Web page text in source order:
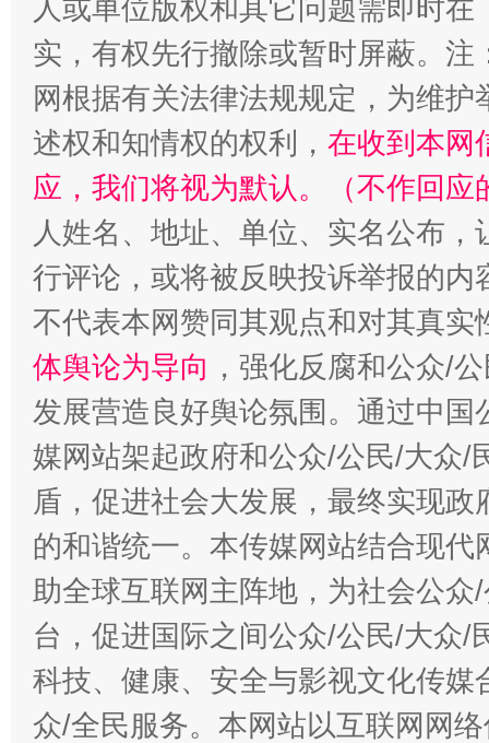
招工难、用工荒背后
人或单位版权和其它问题需即时在
实，有权先行撤除或暂时屏蔽。
网根据有关法律法规规定，为维
述权和知情权的权利， 在收到本网
应，我们将视为默认。（不作回应
人姓名、地址、单位、实名公布
行评论，或将被反映投诉举报的
不代表本网赞同其观点和对其真实
体舆论为导向 ，强化反腐和公众/
发展营造良好舆论氛围。通过中
媒网站架起政府和公众/公民/大众/
盾，促进社会大发展，最终实现
的和谐统一。本传媒网站结合现
助全球互联网主阵地，为社会公
台，促进国际之间公众/公民/大众/
科技、健康、安全与影视文化传
众/全民服务。本网站以互联网网